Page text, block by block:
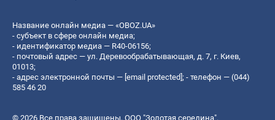
Название онлайн медиа — «OBOZ.UA»
- субъект в сфере онлайн медиа;
- идентификатор медиа — R40-06156;
- почтовый адрес — ул. Деревообрабатывающая, д. 7, г. Киев,
01013;
- адрес электронной почты — [email protected]; - телефон — (044)
585 46 20
© 2026 Все права защищены, ООО "Золотая середина".